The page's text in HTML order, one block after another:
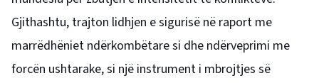
Gjithashtu, trajton lidhjen e sigurisë në raport me
marrëdhëniet ndërkombëtare si dhe ndërveprimi me
forcën ushtarake, si një instrument i mbrojtjes së